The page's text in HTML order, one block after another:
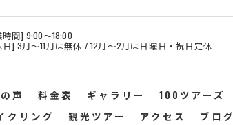
間] 9:00〜18:00
] 3月～11月は無休 / 12月～2月は日曜日・祝日定休
声 料金表 ギャラリー 100ツアーズ
クリング 観光ツアー アクセス ブログ